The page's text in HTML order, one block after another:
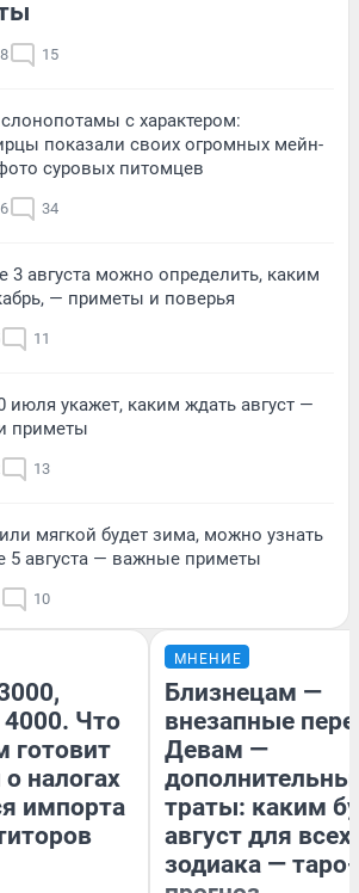
15
с характером:
показали своих огромных мейн-
суровых питомцев
34
3 августа можно определить, каким
— приметы и поверья
11
июля укажет, каким ждать август —
приметы
13
мягкой будет зима, можно узнать
5 августа — важные приметы
10
Что
готовит
налогах
импорта
МНЕНИЕ
Близнецам —
внезапные
Девам —
траты: каким
август для
зодиака — таро-